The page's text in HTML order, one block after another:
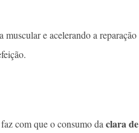
muscular e acelerando a reparação
com que o consumo daclara de